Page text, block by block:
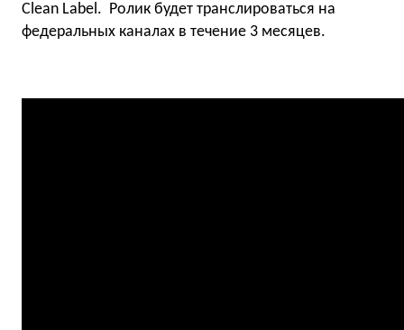
Clean Label. Ролик будет транслироваться на
федеральных каналах в течение 3 месяцев.